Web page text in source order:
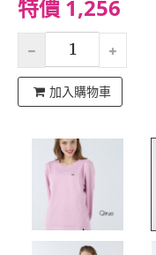
特價 1,256
加入購物車